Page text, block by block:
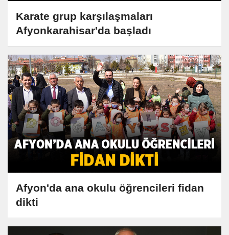
Karate grup karşılaşmaları
Afyonkarahisar'da başladı
Afyon'da ana okulu öğrencileri fidan
dikti